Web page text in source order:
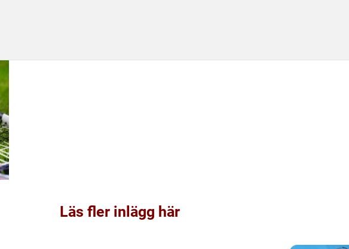
Läs fler inlägg här